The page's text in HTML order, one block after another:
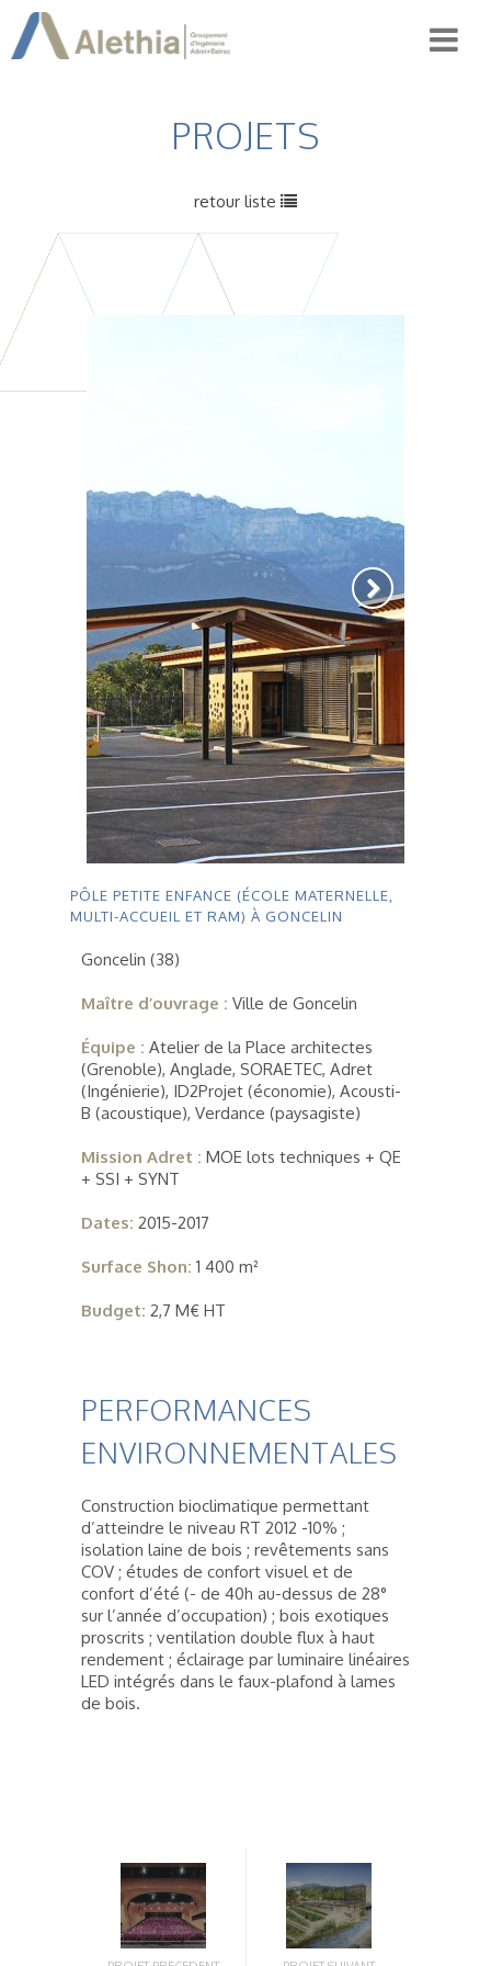
PROJETS
retour liste
PÔLE PETITE ENFANCE (ÉCOLE MATERNELLE,
MULTI-ACCUEIL ET RAM) À GONCELIN
Goncelin (38)
Maître d’ouvrage : Ville de Goncelin
Équipe : Atelier de la Place architectes
(Grenoble), Anglade, SORAETEC, Adret
(Ingénierie), ID2Projet (économie), Acousti-
B (acoustique), Verdance (paysagiste)
Mission Adret : MOE lots techniques + QE
+ SSI + SYNT
Dates: 2015-2017
Surface Shon: 1 400 m²
Budget: 2,7 M€ HT
PERFORMANCES
ENVIRONNEMENTALES
Construction bioclimatique permettant
d’atteindre le niveau RT 2012 -10% ;
isolation laine de bois ; revêtements sans
COV ; études de confort visuel et de
confort d’été (- de 40h au-dessus de 28°
sur l’année d’occupation) ; bois exotiques
proscrits ; ventilation double flux à haut
rendement ; éclairage par luminaire linéaires
LED intégrés dans le faux-plafond à lames
de bois.